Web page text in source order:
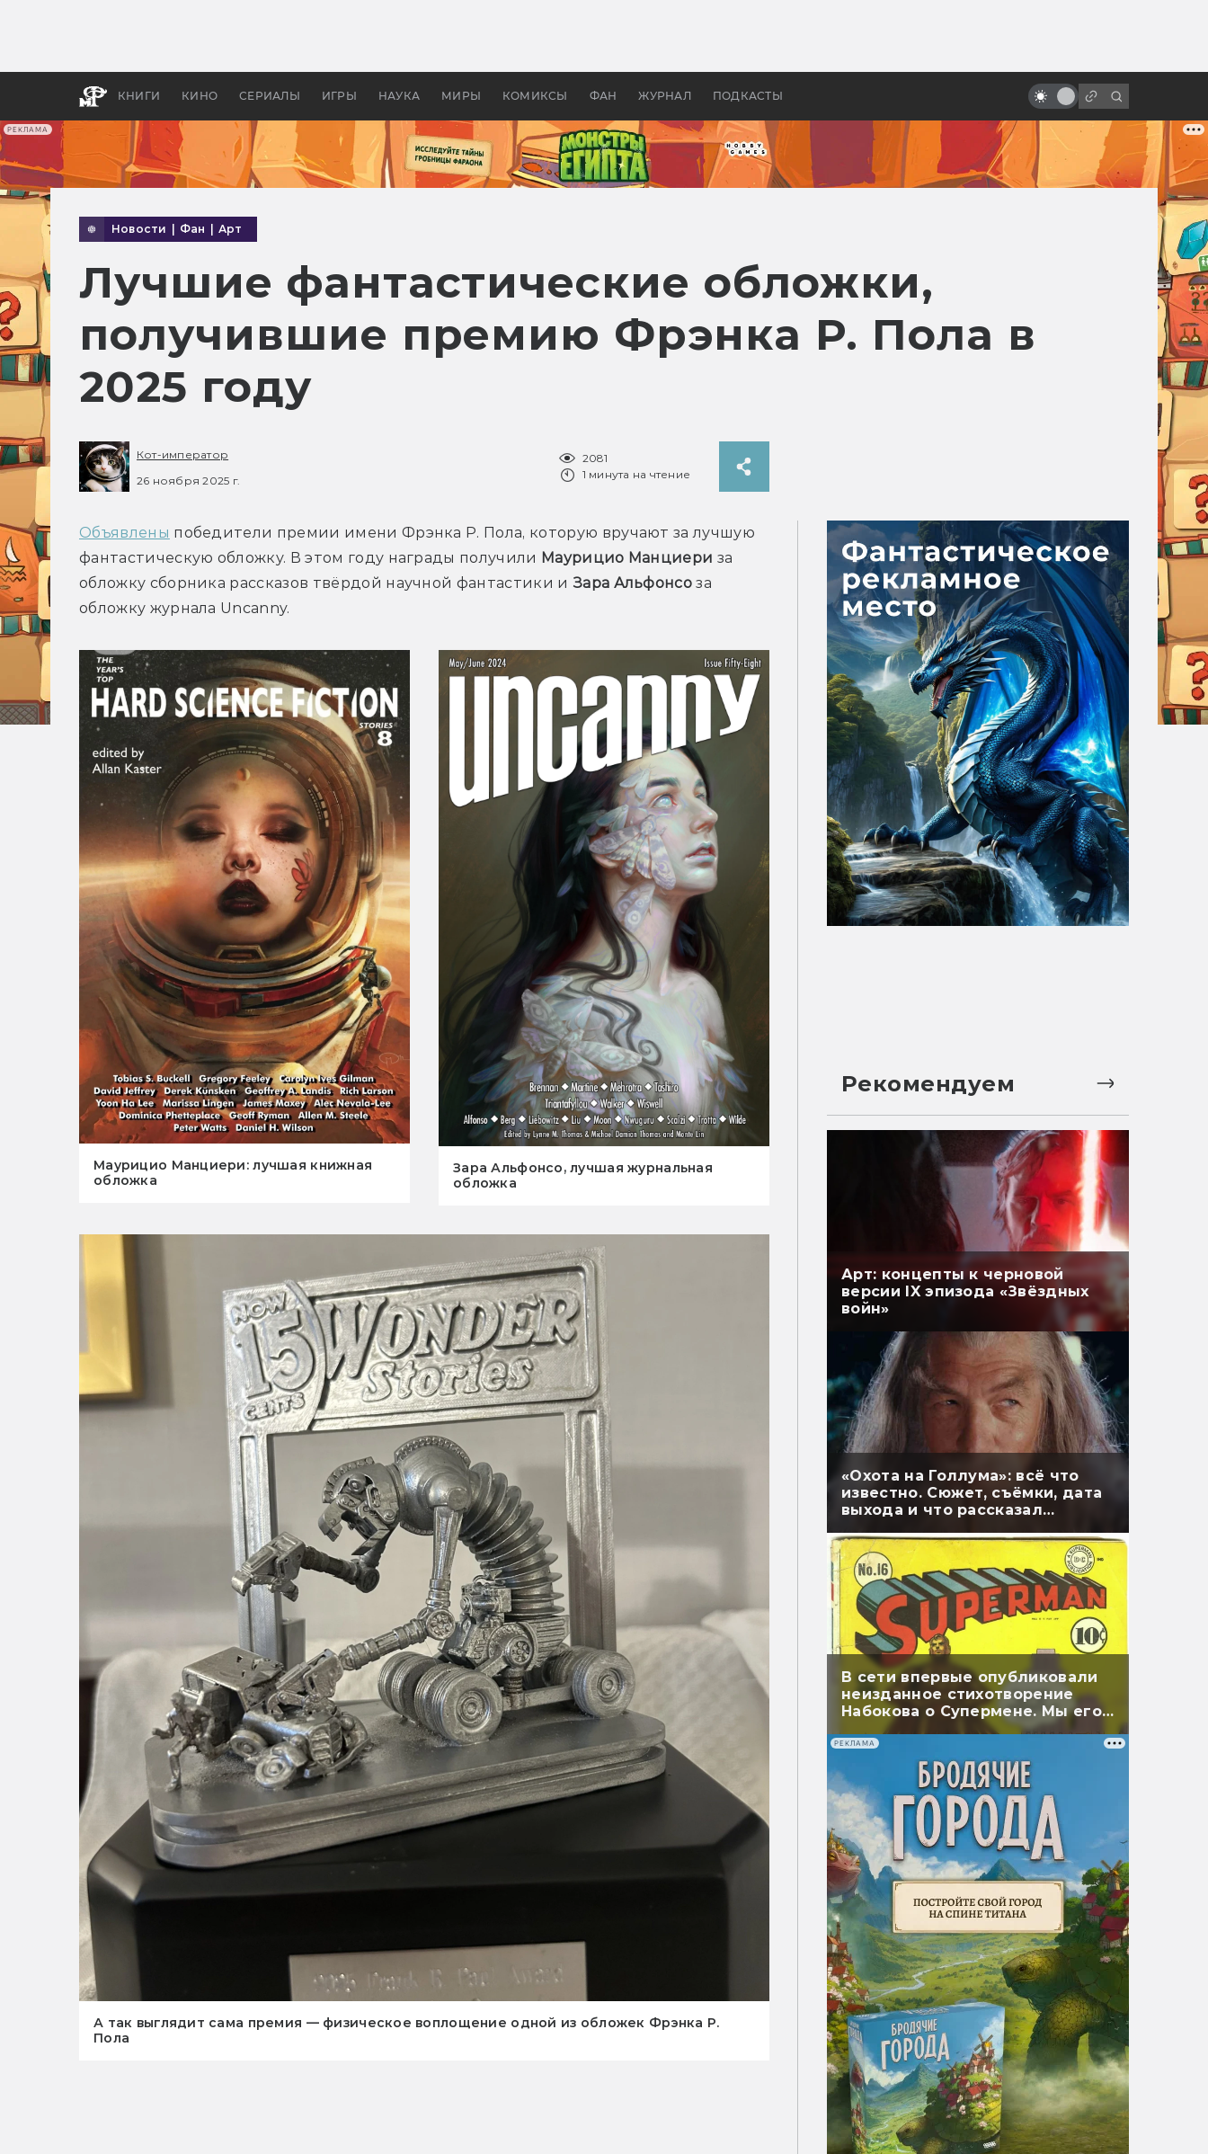
РЕКЛАМА
КНИГИ КИНО СЕРИАЛЫ ИГРЫ НАУКА МИРЫ КОМИКСЫ ФАН ЖУРНАЛ ПОДКАСТЫ
апокалипсис, в России —
бы «Властелина колец»
мечах: топ-10
Новости Фан Арт
Лучшие фантастические обложки,
получившие премию Фрэнка Р. Пола в
2025 году
Кот-император
26 ноября 2025 г.
2081
1 минута на чтение
Объявлены победители премии имени Фрэнка Р. Пола, которую вручают за лучшую
фантастическую обложку. В этом году награды получили Маурицио Манциери за
обложку сборника рассказов твёрдой научной фантастики и Зара Альфонсо за
обложку журнала Uncanny.
Маурицио Манциери: лучшая книжная
обложка
Зара Альфонсо, лучшая журнальная
обложка
А так выглядит сама премия — физическое воплощение одной из обложек Фрэнка Р.
Пола
Рекомендуем
Арт: концепты к черновой
версии IX эпизода «Звёздных
войн»
«Охота на Голлума»: всё что
известно. Сюжет, съёмки, дата
выхода и что рассказал
В сети впервые опубликовали
неизданное стихотворение
Набокова о Супермене. Мы его
перевели
РЕКЛАМА